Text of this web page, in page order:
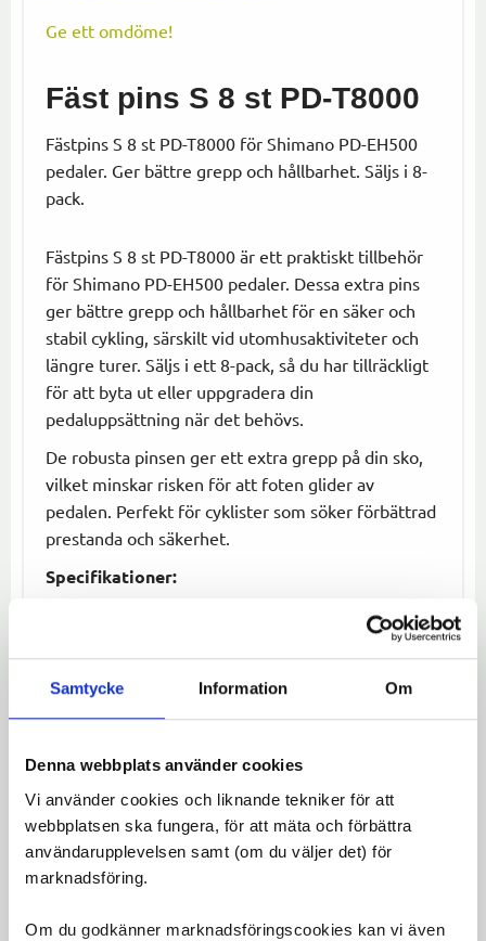
Samtycke Information Om
Denna webbplats använder cookies
Vi använder cookies och liknande tekniker för att
webbplatsen ska fungera, för att mäta och förbättra
användarupplevelsen samt (om du väljer det) för
marknadsföring.
Om du godkänner marknadsföringscookies kan vi även
Ge ett omdöme!
Fäst pins S 8 st PD-T8000
Fästpins S 8 st PD-T8000 för Shimano PD-EH500
pedaler. Ger bättre grepp och hållbarhet. Säljs i 8-
pack.
Fästpins S 8 st PD-T8000 är ett praktiskt tillbehör
för Shimano PD-EH500 pedaler. Dessa extra pins
ger bättre grepp och hållbarhet för en säker och
stabil cykling, särskilt vid utomhusaktiviteter och
längre turer. Säljs i ett 8-pack, så du har tillräckligt
för att byta ut eller uppgradera din
pedaluppsättning när det behövs.
De robusta pinsen ger ett extra grepp på din sko,
vilket minskar risken för att foten glider av
pedalen. Perfekt för cyklister som söker förbättrad
prestanda och säkerhet.
Specifikationer:
Shimano PD-EH500 pedaler
säkrare cykling
ersättning av gamla pins
Uppgradera dina pedaler med Fästpins S 8 st PD-
T8000 och förbättra greppet på dina cykelturer!
Omdömen
Du